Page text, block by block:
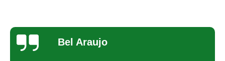
Bel Araujo